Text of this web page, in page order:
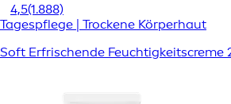
4,5(1.888)
Tagespflege | Trockene Körperhaut
Soft Erfrischende Feuchtigkeitscreme